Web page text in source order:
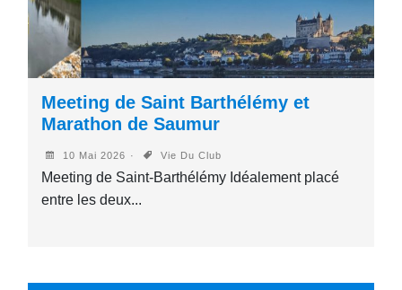
Meeting de Saint Barthélémy et
Marathon de Saumur
10 Mai 2026 Vie Du Club
Meeting de Saint-Barthélémy Idéalement placé
entre les deux...